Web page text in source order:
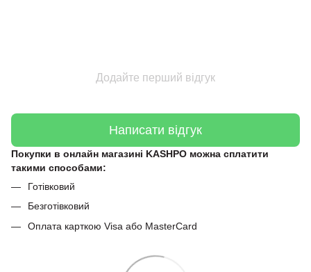
Додайте перший відгук
Написати відгук
Покупки в онлайн магазині KASHPO можна сплатити
такими способами:
Готівковий
Безготівковий
Оплата карткою Visa або MasterCard